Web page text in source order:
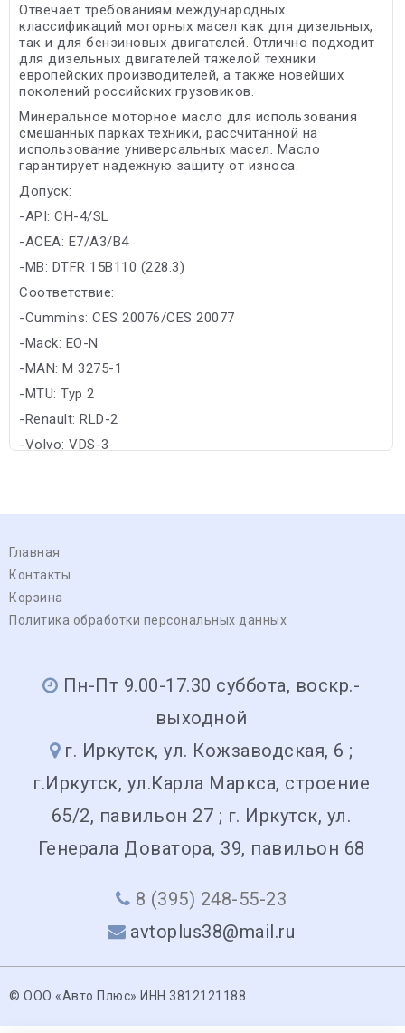
Отвечает требованиям международных
классификаций моторных масел как для дизельных,
так и для бензиновых двигателей. Отлично подходит
для дизельных двигателей тяжелой техники
европейских производителей, а также новейших
поколений российских грузовиков.
Минеральное моторное масло для использования
смешанных парках техники, рассчитанной на
использование универсальных масел. Масло
гарантирует надежную защиту от износа.
Допуск:
-API: CH-4/SL
-ACEA: E7/A3/B4
-MB: DTFR 15B110 (228.3)
Соответствие:
-Cummins: CES 20076/CES 20077
-Mack: EO-N
-MAN: M 3275-1
-MTU: Typ 2
-Renault: RLD-2
-Volvo: VDS-3
Главная
Контакты
Корзина
Политика обработки персональных данных
Пн-Пт 9.00-17.30 суббота, воскр.-
выходной
г. Иркутск, ул. Кожзаводская, 6 ;
г.Иркутск, ул.Карла Маркса, строение
65/2, павильон 27 ; г. Иркутск, ул.
Генерала Доватора, 39, павильон 68
8 (395) 248-55-23
avtoplus38@mail.ru
© ООО «Авто Плюс» ИНН 3812121188